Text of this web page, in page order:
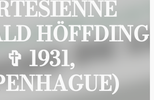
HÖFFDING
✞ 1931,